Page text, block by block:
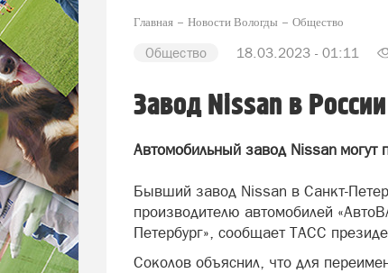
Главная Новости Вологды Общество
Общество 18.03.2023 - 01:11
Завод Nissan в
Автомобильный завод Nissan могут
Бывший завод Nissan в Санкт-
производителю автомобилей
Петербург», сообщает ТАСС
Соколов объяснил, что для